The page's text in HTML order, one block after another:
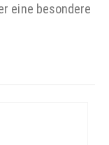
eine besondere